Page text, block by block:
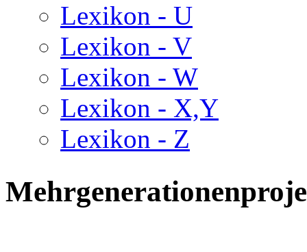
Lexikon - U
Lexikon - V
Lexikon - W
Lexikon - X,Y
Lexikon - Z